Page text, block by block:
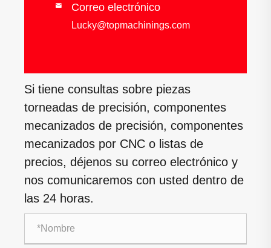
 Correo electrónico
Lucky@topmachinings.com
Si tiene consultas sobre piezas
torneadas de precisión, componentes
mecanizados de precisión, componentes
mecanizados por CNC o listas de
precios, déjenos su correo electrónico y
nos comunicaremos con usted dentro de
las 24 horas.